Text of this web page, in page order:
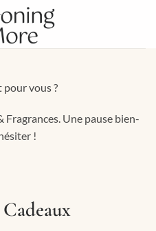
pour vous ?
Fragrances. Une pause bien-
!